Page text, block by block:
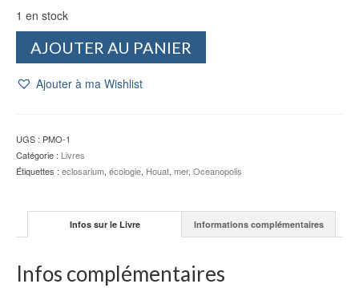
1 en stock
Plancton
Houat
-
Pierre
AJOUTER AU PANIER
Ajouter à ma Wishlist
UGS : PMO-1
Catégorie : Livres
Étiquettes : eclosarium, écologie, Houat, mer, Oceanopolis
Infos sur le Livre Informations complémentaires
Infos complémentaires